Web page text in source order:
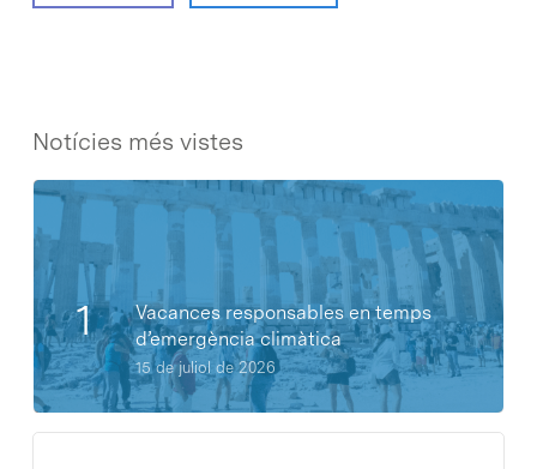
Notícies més vistes
Vacances responsables en temps
d’emergència climàtica
15 de juliol de 2026